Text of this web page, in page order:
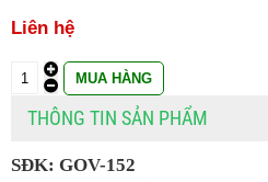
Liên hệ
THÔNG TIN SẢN PHẨM
SĐK: GOV-152